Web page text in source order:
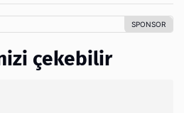
çekebilir